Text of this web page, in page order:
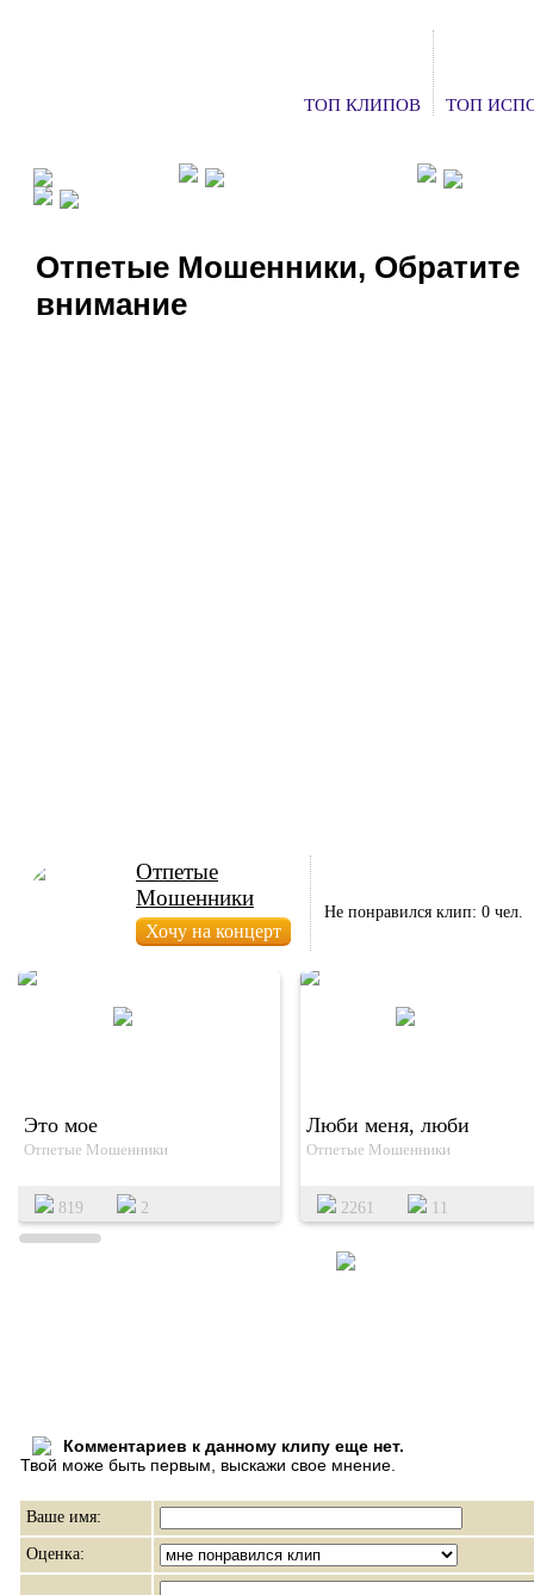
ТОП КЛИПОВ ТОП
Отпетые Мошенники, Обратите
внимание
Отпетые
Мошенники
Не понравился клип: 0 чел.
Это мое
Отпетые Мошенники
819 2
Люби меня, люби
Отпетые Мошенники
2261 11
Комментариев к данному клипу еще нет.
Твой може быть первым, выскажи свое мнение.
Ваше имя:
Оценка: